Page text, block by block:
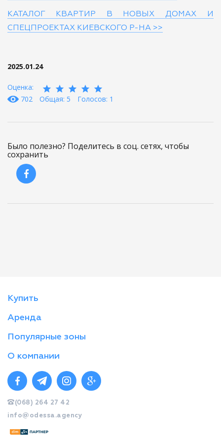
КАТАЛОГ КВАРТИР В НОВЫХ ДОМАХ И
СПЕЦПРОЕКТАХ КИЕВСКОГО Р-НА >>
2025.01.24
Оценка:
702
Общая: 5 Голосов: 1
Было полезно? Поделитесь в соц. сетях, чтобы
сохранить
Купить
Аренда
Популярные зоны
О компании
(068) 264 27 42
info@odessa.agency